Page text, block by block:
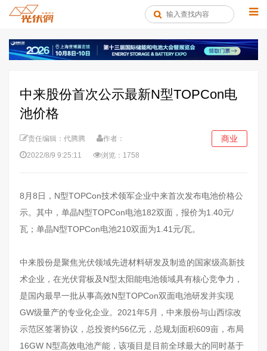
中来股份首次公示最新N型TOPCon电
池价格
责任编辑：代腾腾
作者：
2022/8/9 9:25:11
浏览：1758
商业
8月8日，N型TOPCon技术领军企业中来首次发布电池价格公
示。其中，单晶N型TOPCon电池182双面，报价为1.40元/
瓦；单晶N型TOPCon电池210双面为1.41元/瓦。
中来股份是聚焦光伏领域先进材料研发及制造的国家级高新技
术企业，在光伏背板及N型太阳能电池领域具有核心竞争力，
是国内最早一批从事高效N型TOPCon双面电池研发并实现
GW级量产的专业化企业。2021年5月，中来股份与山西综改
示范区签署协议，总投资约56亿元，总规划面积609亩，布局
16GW N型高效电池产能，该项目是目前全球最大的同时基于